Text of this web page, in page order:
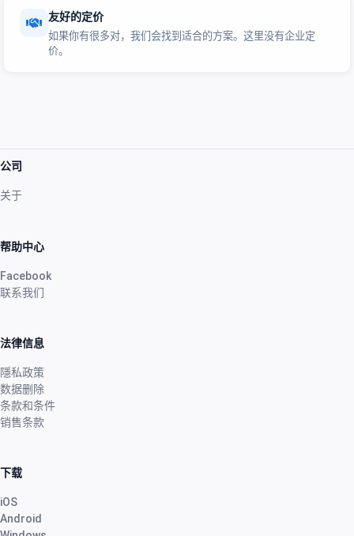
友好的定价
如果你有很多对，我们会找到适合的方案。这里没有企业定
价。
公司
关于
帮助中心
Facebook
联系我们
法律信息
隱私政策
数据删除
条款和条件
销售条款
下载
iOS
Android